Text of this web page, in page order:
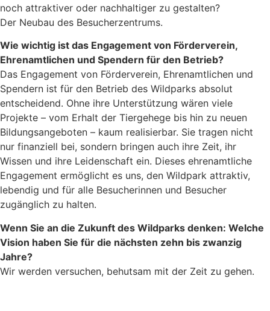
noch attraktiver oder nachhaltiger zu gestalten?
Der Neubau des Besucherzentrums.
Wie wichtig ist das Engagement von Förderverein,
Ehrenamtlichen und Spendern für den Betrieb?
Das Engagement von Förderverein, Ehrenamtlichen und
Spendern ist für den Betrieb des Wildparks absolut
entscheidend. Ohne ihre Unterstützung wären viele
Projekte – vom Erhalt der Tiergehege bis hin zu neuen
Bildungsangeboten – kaum realisierbar. Sie tragen nicht
nur finanziell bei, sondern bringen auch ihre Zeit, ihr
Wissen und ihre Leidenschaft ein. Dieses ehrenamtliche
Engagement ermöglicht es uns, den Wildpark attraktiv,
lebendig und für alle Besucherinnen und Besucher
zugänglich zu halten.
Wenn Sie an die Zukunft des Wildparks denken: Welche
Vision haben Sie für die nächsten zehn bis zwanzig
Jahre?
Wir werden versuchen, behutsam mit der Zeit zu gehen.